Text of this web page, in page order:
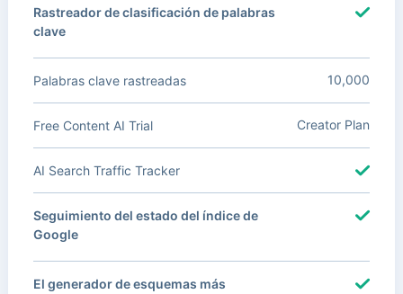
Rastreador de clasificación de palabras
clave
Palabras clave rastreadas 10,000
Free Content AI Trial Creator Plan
AI Search Traffic Tracker
Seguimiento del estado del índice de
Google
El generador de esquemas más